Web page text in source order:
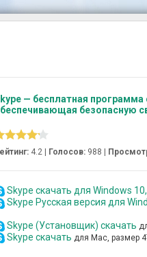
— бесплатная
безопасную
4.2 | Голосов: 988
Skype скачать для Windows 10,
Skype Русская версия для
Skype (Установщик) скачать
Skype скачать для Mac, размер